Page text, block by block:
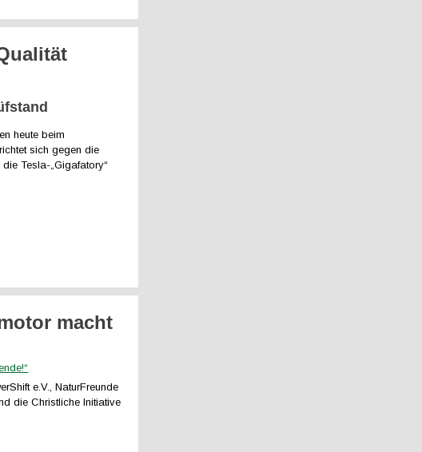
heute beim
sich gegen die
Tesla-„Gigafatory“
macht
e.V., NaturFreunde
die Christliche Initiative